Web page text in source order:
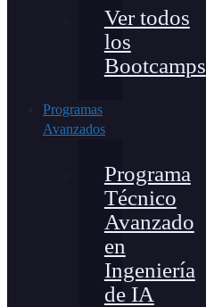
Ver todos
los
Bootcamps
Programas
Avanzados
Programa
Técnico
Avanzado
en
Ingeniería
de IA